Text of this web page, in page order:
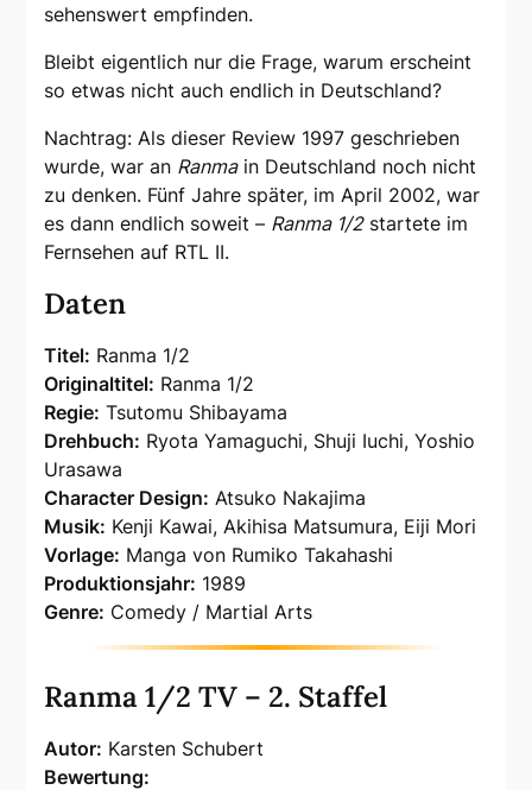
sehenswert empfinden.
Bleibt eigentlich nur die Frage, warum erscheint
so etwas nicht auch endlich in Deutschland?
Nachtrag: Als dieser Review 1997 geschrieben
wurde, war an Ranmain Deutschland noch nicht
zu denken. Fünf Jahre später, im April 2002, war
es dann endlich soweit – Ranma 1/2startete im
Fernsehen auf RTL II.
Daten
Titel: Ranma 1/2
Originaltitel: Ranma 1/2
Regie: Tsutomu Shibayama
Drehbuch: Ryota Yamaguchi, Shuji Iuchi, Yoshio
Urasawa
Character Design: Atsuko Nakajima
Musik: Kenji Kawai, Akihisa Matsumura, Eiji Mori
Vorlage: Manga von Rumiko Takahashi
Produktionsjahr: 1989
Genre: Comedy / Martial Arts
Ranma 1/2 TV – 2. Staffel
Autor: Karsten Schubert
Bewertung: